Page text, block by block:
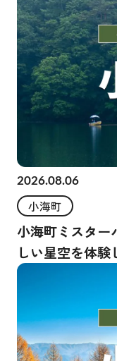
2026.08.06
小海町
小海町ミスタ
しい星空を体験